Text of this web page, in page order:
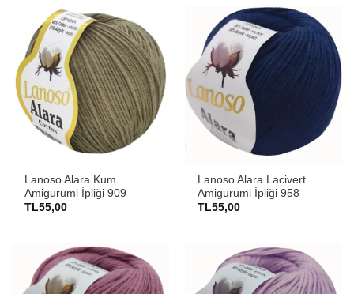
Lanoso Alara Kum
Amigurumi İpliği 909
TL55,00
Lanoso Alara Lacivert
Amigurumi İpliği 958
TL55,00